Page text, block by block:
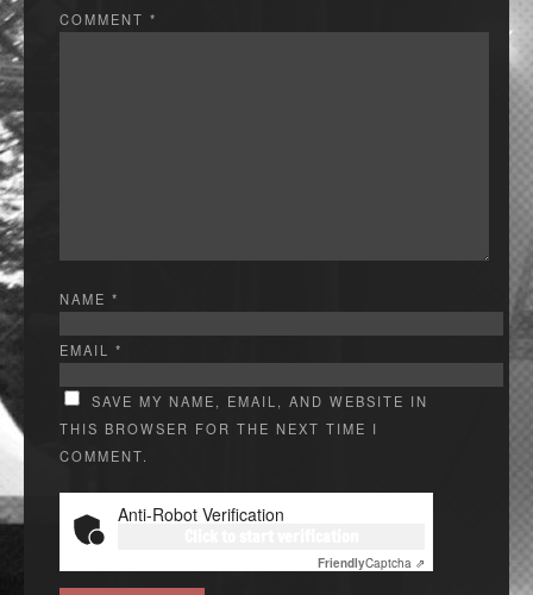
COMMENT *
NAME *
EMAIL *
SAVE MY NAME, EMAIL, AND WEBSITE IN
THIS BROWSER FOR THE NEXT TIME I
COMMENT.
Anti-Robot Verification
FriendlyCaptcha ⇗